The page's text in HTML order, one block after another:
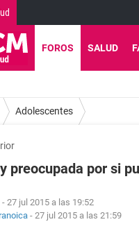
FOROS SALUD
Adolescentes
preocupada por si
- 27 jul 2015 a las 19:52
- 27 jul 2015 a las 21:59